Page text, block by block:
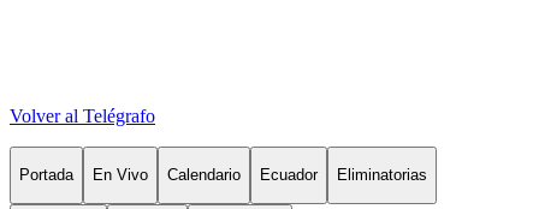
Volver al Telégrafo
Portada En Vivo Calendario Ecuador Eliminatorias